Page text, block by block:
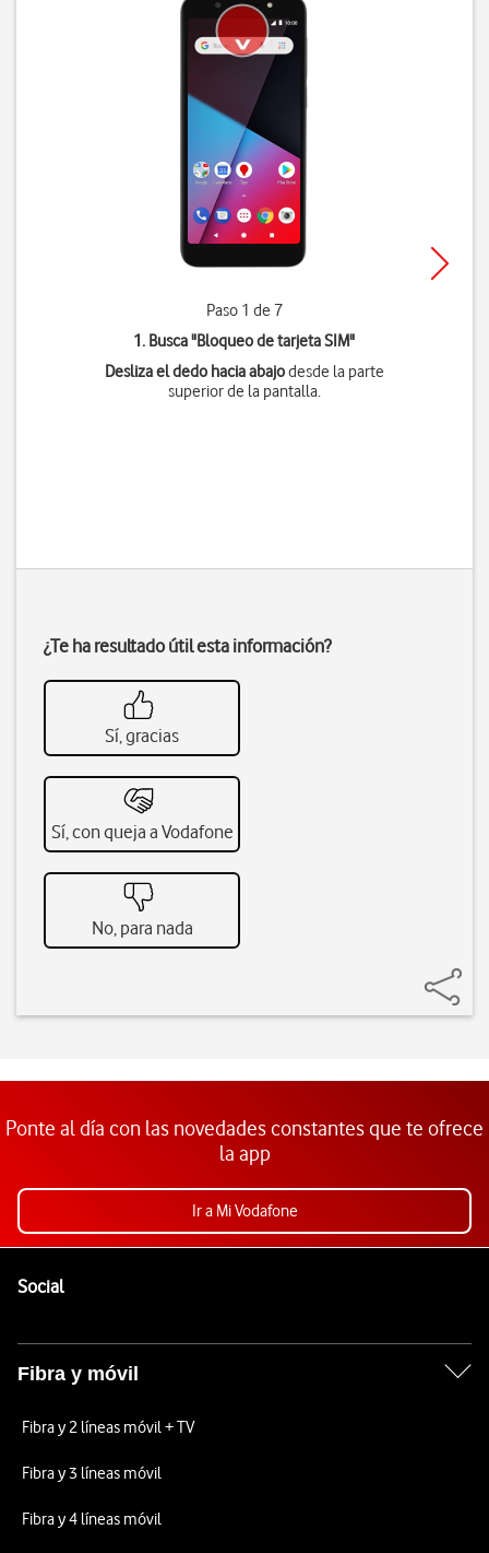
Paso 1 de 7
1. Busca "Bloqueo de tarjeta SIM"
Desliza el dedo hacia abajodesde la parte
superior de la pantalla.
¿Te ha resultado útil esta información?
Sí, gracias
Sí, con queja a Vodafone
No, para nada
Ponte al día con las novedades constantes que te ofrece
la app
Ir a Mi Vodafone
SocialEnlaces a las redes sociales de Vodafone
Fibra y móvil
Fibra y 2 líneas móvil + TV
Fibra y 3 líneas móvil
Fibra y 4 líneas móvil